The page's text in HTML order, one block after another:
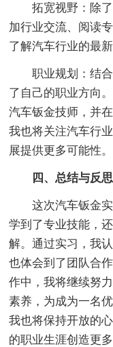
拓宽视野：除了
加行业交流、阅读
了解汽车行业的最
职业规划：结合
了自己的职业方向
汽车钣金技师，并
我也将关注汽车行
展提供更多可能性。
四、总结与反思
这次汽车钣金实
学到了专业技能，
解。通过实习，我
也体会到了团队合
作中，我将继续努
素养，为成为一名
我也将保持开放的
的职业生涯创造更多